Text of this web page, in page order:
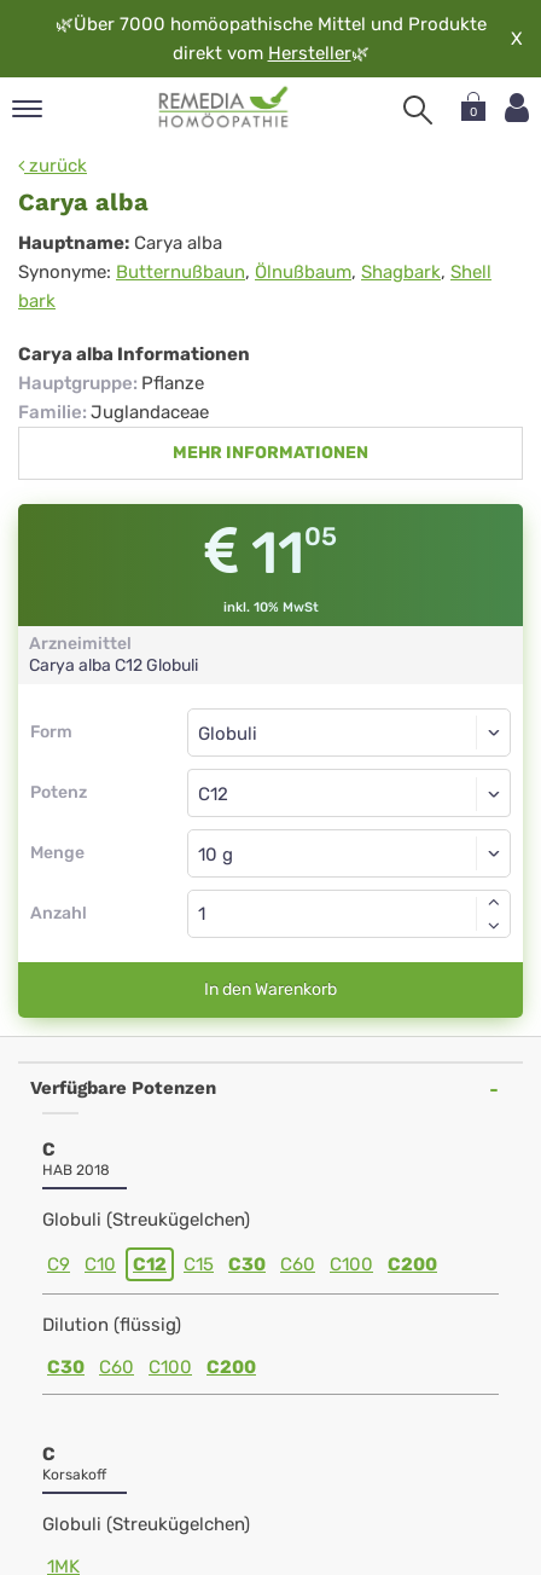
🌿Über 7000 homöopathische Mittel und Produkte
direkt vom Hersteller🌿
X
0
zurück
Carya alba
Carya
alba
Hauptname: Carya alba
Synonyme: Butternußbaun, Ölnußbaum, Shagbark, Shell
bark
Carya alba Informationen
Hauptgruppe: Pflanze
Familie: Juglandaceae
MEHR INFORMATIONEN
1105
inkl. 10% MwSt
Arzneimittel
Carya alba C12Globuli
Form
Form
Potenz
Globuli
C12
Menge
Globuli
Anzahl
In den Warenkorb
Verfügbare Potenzen
C
HAB 2018
Globuli (Streukügelchen)
C9 C10 C12 C15 C30 C60 C100 C200
Dilution (flüssig)
C30
C60 C100 C200
C
Korsakoff
Globuli (Streukügelchen)
1MK